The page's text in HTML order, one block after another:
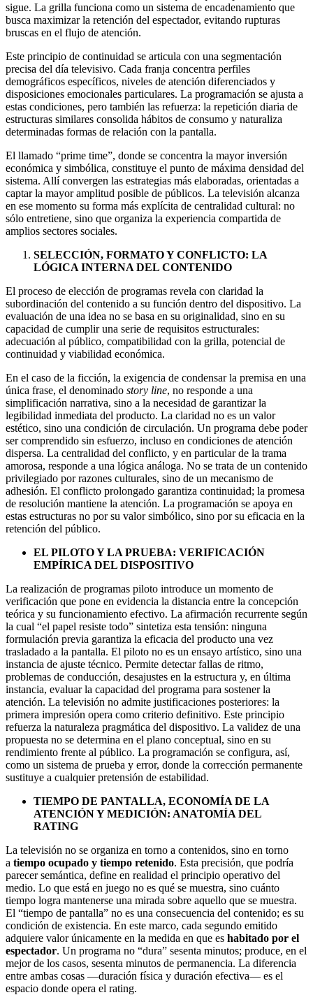
sigue. La grilla funciona como un sistema de encadenamiento que
busca maximizar la retención del espectador, evitando rupturas
bruscas en el flujo de atención.
Este principio de continuidad se articula con una segmentación
precisa del día televisivo. Cada franja concentra perfiles
demográficos específicos, niveles de atención diferenciados y
disposiciones emocionales particulares. La programación se ajusta a
estas condiciones, pero también las refuerza: la repetición diaria de
estructuras similares consolida hábitos de consumo y naturaliza
determinadas formas de relación con la pantalla.
El llamado “prime time”, donde se concentra la mayor inversión
económica y simbólica, constituye el punto de máxima densidad del
sistema. Allí convergen las estrategias más elaboradas, orientadas a
captar la mayor amplitud posible de públicos. La televisión alcanza
en ese momento su forma más explícita de centralidad cultural: no
sólo entretiene, sino que organiza la experiencia compartida de
amplios sectores sociales.
SELECCIÓN, FORMATO Y CONFLICTO: LA
LÓGICA INTERNA DEL CONTENIDO
El proceso de elección de programas revela con claridad la
subordinación del contenido a su función dentro del dispositivo. La
evaluación de una idea no se basa en su originalidad, sino en su
capacidad de cumplir una serie de requisitos estructurales:
adecuación al público, compatibilidad con la grilla, potencial de
continuidad y viabilidad económica.
En el caso de la ficción, la exigencia de condensar la premisa en una
única frase, el denominado story line, no responde a una
simplificación narrativa, sino a la necesidad de garantizar la
legibilidad inmediata del producto. La claridad no es un valor
estético, sino una condición de circulación. Un programa debe poder
ser comprendido sin esfuerzo, incluso en condiciones de atención
dispersa. La centralidad del conflicto, y en particular de la trama
amorosa, responde a una lógica análoga. No se trata de un contenido
privilegiado por razones culturales, sino de un mecanismo de
adhesión. El conflicto prolongado garantiza continuidad; la promesa
de resolución mantiene la atención. La programación se apoya en
estas estructuras no por su valor simbólico, sino por su eficacia en la
retención del público.
EL PILOTO Y LA PRUEBA: VERIFICACIÓN
EMPÍRICA DEL DISPOSITIVO
La realización de programas piloto introduce un momento de
verificación que pone en evidencia la distancia entre la concepción
teórica y su funcionamiento efectivo. La afirmación recurrente según
la cual “el papel resiste todo” sintetiza esta tensión: ninguna
formulación previa garantiza la eficacia del producto una vez
trasladado a la pantalla. El piloto no es un ensayo artístico, sino una
instancia de ajuste técnico. Permite detectar fallas de ritmo,
problemas de conducción, desajustes en la estructura y, en última
instancia, evaluar la capacidad del programa para sostener la
atención. La televisión no admite justificaciones posteriores: la
primera impresión opera como criterio definitivo. Este principio
refuerza la naturaleza pragmática del dispositivo. La validez de una
propuesta no se determina en el plano conceptual, sino en su
rendimiento frente al público. La programación se configura, así,
como un sistema de prueba y error, donde la corrección permanente
sustituye a cualquier pretensión de estabilidad.
TIEMPO DE PANTALLA, ECONOMÍA DE LA
ATENCIÓN Y MEDICIÓN: ANATOMÍA DEL
RATING
La televisión no se organiza en torno a contenidos, sino en torno
a tiempo ocupado y tiempo retenido. Esta precisión, que podría
parecer semántica, define en realidad el principio operativo del
medio. Lo que está en juego no es qué se muestra, sino cuánto
tiempo logra mantenerse una mirada sobre aquello que se muestra.
El “tiempo de pantalla” no es una consecuencia del contenido; es su
condición de existencia. En este marco, cada segundo emitido
adquiere valor únicamente en la medida en que es habitado por el
espectador. Un programa no “dura” sesenta minutos; produce, en el
mejor de los casos, sesenta minutos de permanencia. La diferencia
entre ambas cosas —duración física y duración efectiva— es el
espacio donde opera el rating.